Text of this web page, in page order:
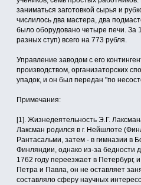
заниматься заготовкой сырья и
числилось два мастера, два
было оборудовано четыре печи. За
разных ступ) всего на 773 рубля.
Управление заводом с его
производством, организаторских
упадок, и он был передан "по
Примечания:
[1]. Жизнедеятельность Э.Г.
Лаксман родился в г. Нейшлоте
Рантасальми, затем - в гимназии в
Финляндии, однако из-за бедности
1762 году переезжает в Петербург,
Петра и Павла, он не оставляет
составляло сферу научных